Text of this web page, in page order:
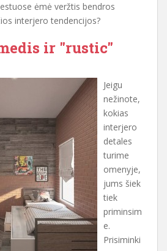
ėmė veržtis bendros
interjero tendencijos?
ir "rustic"
Jeigu
nežinote,
kokias
interjero
detales
turime
omenyje,
jums šiek
tiek
priminsim
e.
Prisiminki